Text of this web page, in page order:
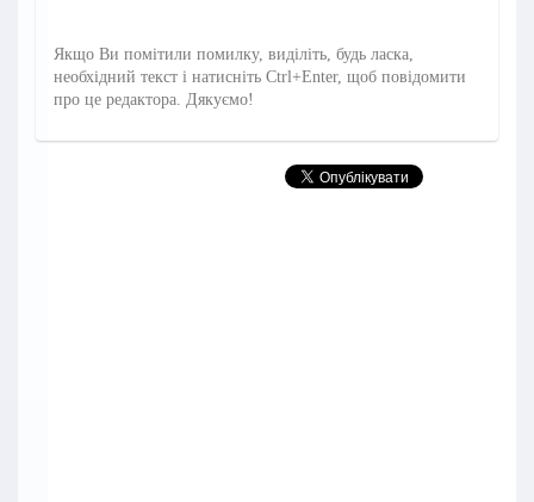
Якщо Ви помітили помилку, виділіть, будь ласка,
необхідний текст і натисніть Ctrl+Enter, щоб повідомити
про це редактора. Дякуємо!